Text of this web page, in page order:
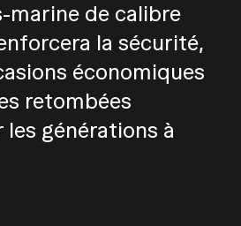
marine de calibre
la sécurité,
économiques
retombées
générations à